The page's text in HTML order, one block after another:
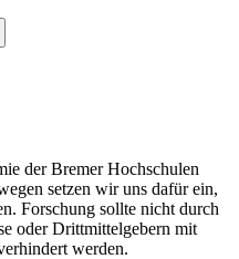
der Bremer Hochschulen
setzen wir uns dafür ein,
Forschung sollte nicht durch
oder Drittmittelgebern mit
werden.